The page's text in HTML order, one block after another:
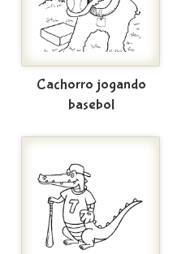
Cachorro jogando
basebol